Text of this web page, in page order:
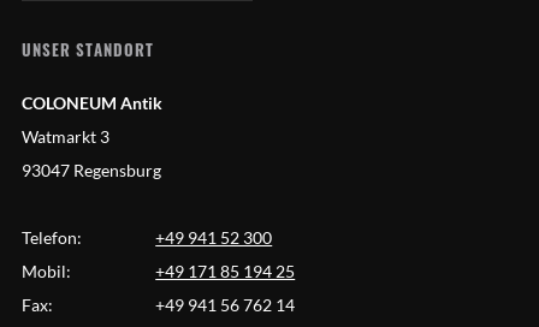
UNSER STANDORT
COLONEUM Antik
Watmarkt 3
93047 Regensburg
Telefon:
+49 941 52 300
Mobil:
+49 171 85 194 25
Fax:
+49 941 56 762 14